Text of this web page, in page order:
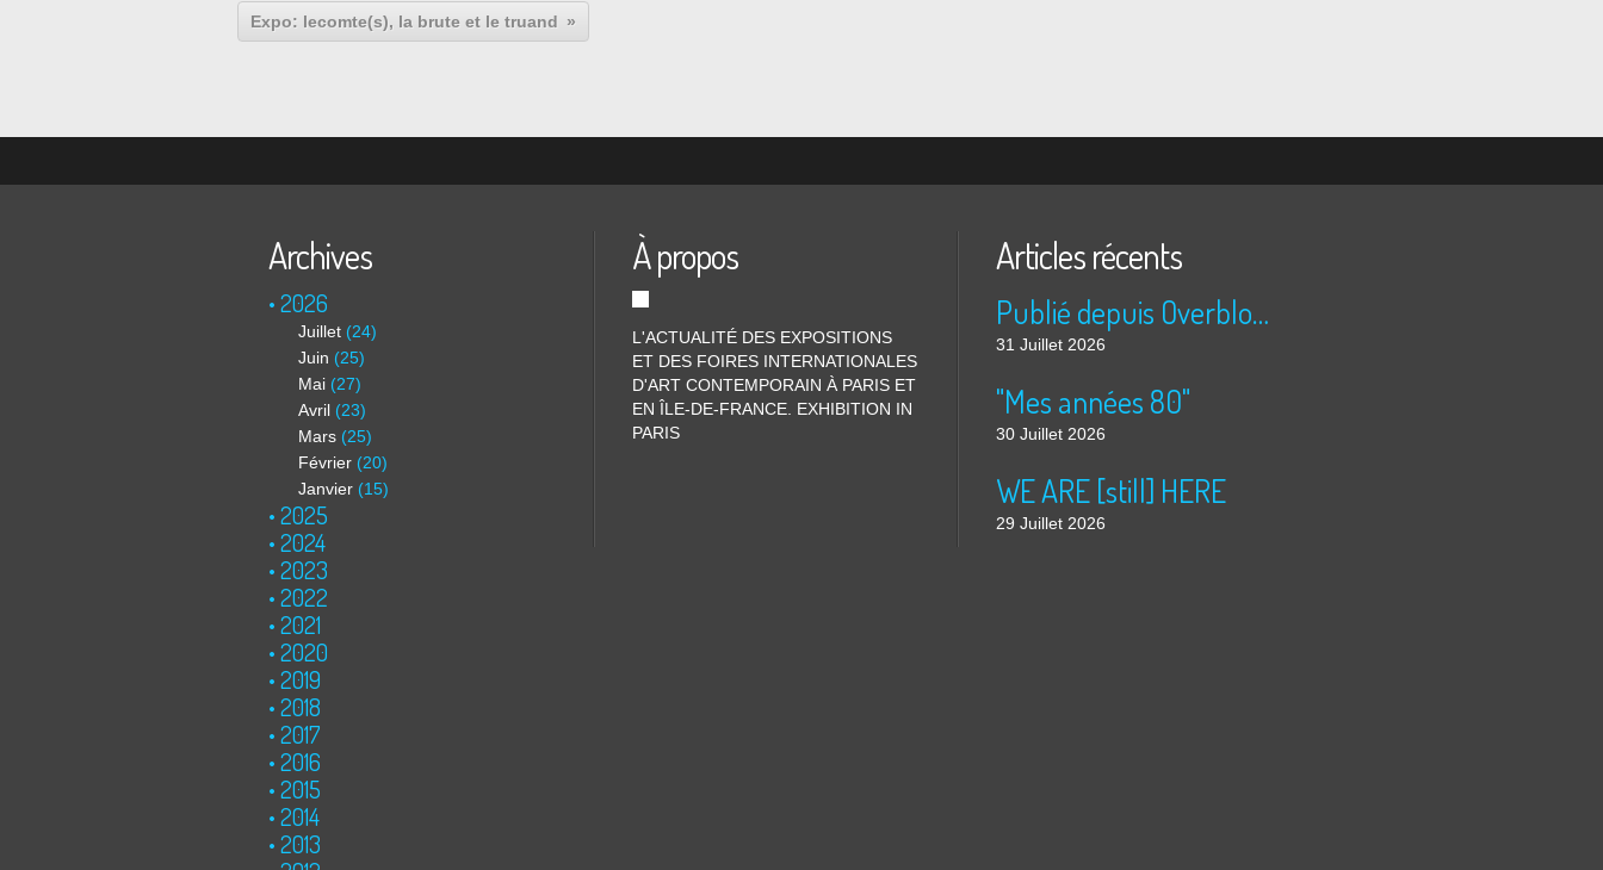
Expo: lecomte(s), la brute et le truand
Archives
2026
Juillet (24)
Juin (25)
Mai (27)
Avril (23)
Mars (25)
Février (20)
Janvier (15)
2025
2024
2023
2022
2021
2020
2019
2018
2017
2016
2015
2014
2013
À propos
L'ACTUALITÉ DES EXPOSITIONS
ET DES FOIRES INTERNATIONALES
D'ART CONTEMPORAIN À PARIS ET
EN ÎLE-DE-FRANCE. EXHIBITION IN
PARIS
Articles récents
Publié depuis Overblog et Facebook
31 Juillet 2026
"Mes années 80"
30 Juillet 2026
WE ARE [still] HERE
29 Juillet 2026